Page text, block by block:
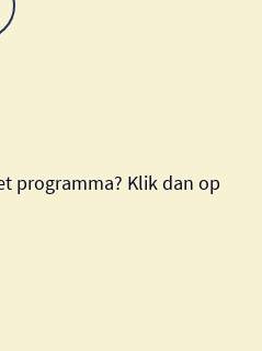
programma? Klik dan op